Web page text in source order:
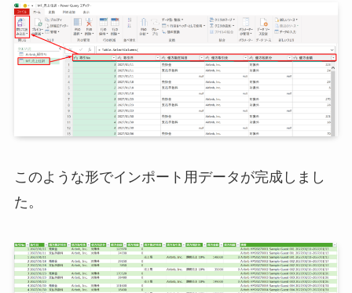
このような形でインポート用データが完成しまし
た。